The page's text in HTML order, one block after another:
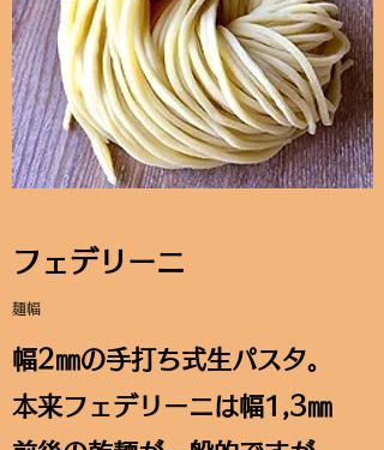
フェデリーニ
麺幅
幅2㎜の手打ち式生パスタ。
本来フェデリーニは幅1,3㎜